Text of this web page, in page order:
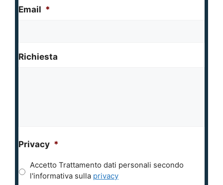
Email *
Richiesta
Privacy *
Accetto Trattamento dati personali secondo
l'informativa sulla privacy